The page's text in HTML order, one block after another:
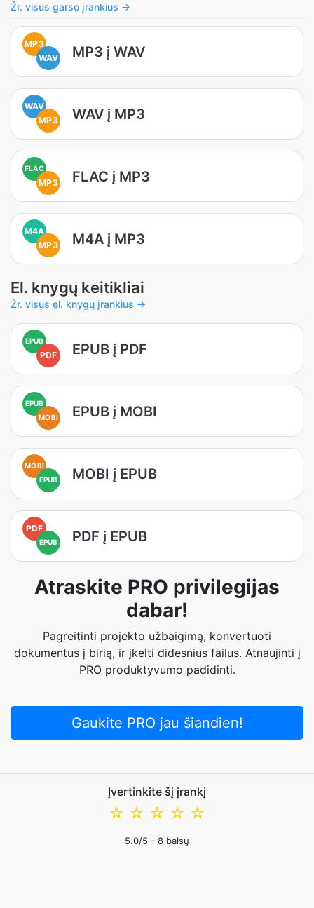
Žr. visus garso įrankius →
MP3
WAV
MP3 į WAV
WAV
MP3
WAV į MP3
FLAC
MP3 FLAC į MP3
M4A
MP3
M4A į MP3
El. knygų keitikliai
Žr. visus el. knygų įrankius →
EPUB
PDF EPUB į PDF
EPUB
MOBI
EPUB į MOBI
MOBI
EPUB
MOBI į EPUB
PDF
EPUB PDF į EPUB
Atraskite PRO privilegijas
dabar!
Pagreitinti projekto užbaigimą, konvertuoti
dokumentus į birią, ir įkelti didesnius failus. Atnaujinti į
PRO produktyvumo padidinti.
Gaukite PRO jau šiandien!
Įvertinkite šį įrankį
☆
☆
☆
☆
☆
5.0/5 - 8 balsų